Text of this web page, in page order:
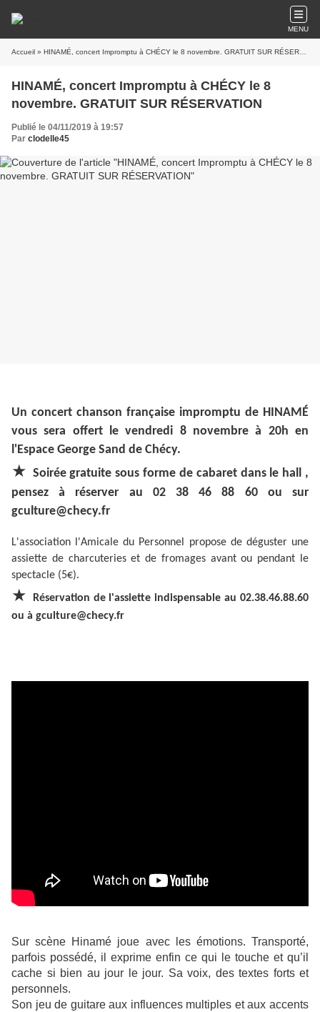
MENU
Accueil » HINAMÉ, concert Impromptu à CHÉCY le 8 novembre. GRATUIT SUR RÉSERVATION
HINAMÉ, concert Impromptu à CHÉCY le 8
novembre. GRATUIT SUR RÉSERVATION
Publié le 04/11/2019 à 19:57
Par clodelle45
Un concert chanson française impromptu de HINAMÉ
vous sera offert le vendredi 8 novembre à 20h en
l'Espace George Sand de Chécy.
★ Soirée gratuite sous forme de cabaret dans le hall ,
pensez à réserver au 02 38 46 88 60 ou sur
gculture@checy.fr
L'association l'Amicale du Personnel propose de déguster une
assiette de charcuteries et de fromages avant ou pendant le
spectacle (5€).
★
Réservation de l'assiette indispensable au 02.38.46.88.60
ou à gculture@checy.fr
Sur scène Hinamé joue avec les émotions. Transporté,
parfois possédé, il exprime enfin ce qui le touche et qu’il
cache si bien au jour le jour. Sa voix, des textes forts et
personnels.
Son jeu de guitare aux influences multiples et aux accents